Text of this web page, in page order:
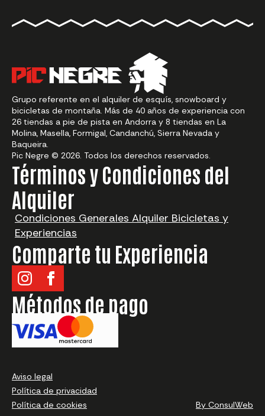
Grupo referente en el alquiler de esquís, snowboard y
bicicletas de montaña. Más de 40 años de experiencia con
26 tiendas a pie de pista en Andorra y 8 tiendas en La
Molina, Masella, Formigal, Candanchú, Sierra Nevada y
Baqueira.
Pic Negre © 2026. Todos los derechos reservados.
Términos y Condiciones del
Alquiler
Condiciones Generales Alquiler Bicicletas y
Experiencias
Comparte tu Experiencia
Métodos de pago
Aviso legal
Política de privacidad
Política de cookies
By ConsulWeb
¿Qué quieres alquilar?
Elegir destino
Elige fecha